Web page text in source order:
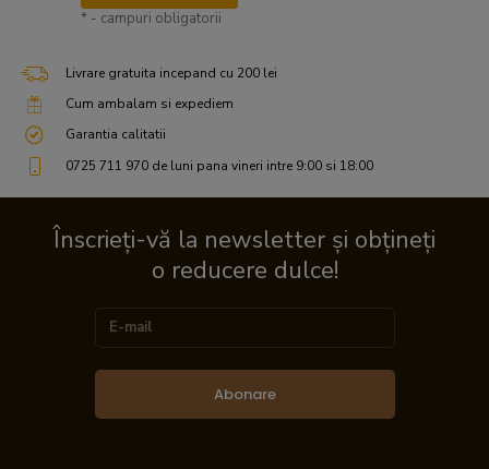
* - campuri obligatorii
Livrare gratuita incepand cu 200 lei
Cum ambalam si expediem
Garantia calitatii
0725 711 970 de luni pana vineri intre 9:00 si 18:00
Înscrieți-vă la newsletter și obțineți
o reducere dulce!
Abonare